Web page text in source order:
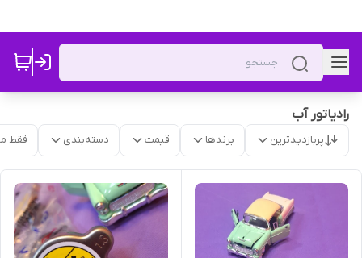
رادیاتور آب
پربازدیدترین برندها قیمت دسته‌بندی فقط